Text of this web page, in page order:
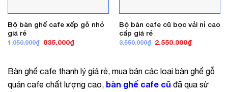
Bộ bàn ghế cafe xếp gỗ nhỏ
giá rẻ
1.050.000₫ Giá
835.000₫Giá
835.000₫.
Bộ bàn cafe cũ bọc vải nỉ cao
cấp giá rẻ
3.550.000₫ Giá
2.550.000₫Giá
Bàn ghế cafe thanh lý giá rẻ, mua bán các loại bàn ghế gỗ
quán cafe chất lượng cao, bàn ghế cafe cũ đã qua sử